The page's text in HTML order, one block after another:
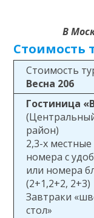
В
Стоимость
Стоимость
Весна 206
Гостиница
район)
2,3-х местные
номера с
или номера
(2+1,2+2, 2+3)
Завтраки
стол»